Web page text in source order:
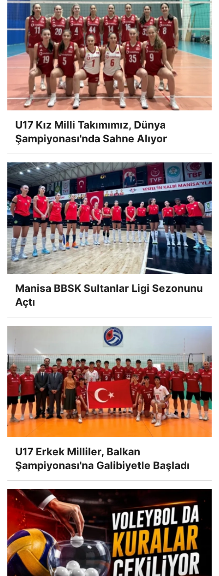
U17 Kız Milli Takımımız, Dünya
Şampiyonası'nda Sahne Alıyor
Manisa BBSK Sultanlar Ligi Sezonunu
Açtı
U17 Erkek Milliler, Balkan
Şampiyonası'na Galibiyetle Başladı